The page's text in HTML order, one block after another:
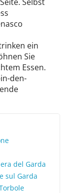
ein
Sie
Essen.
den-
del Garda
sul Garda